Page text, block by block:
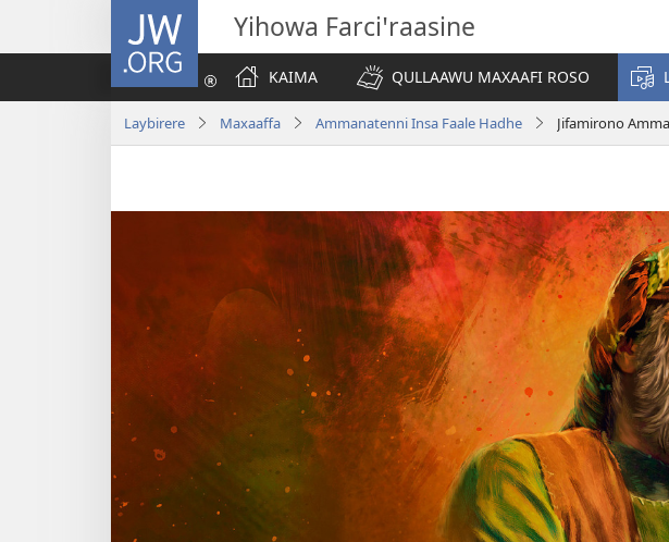
JW.ORG Yihowa Farciꞌraasine
KAIMA
QULLAAWU MAXAAFI ROSO
Laybirere Maxaaffa Ammanatenni Insa Faale Hadhe Jifamirono